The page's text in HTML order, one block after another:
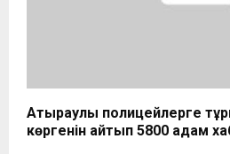
Атыраулық полицейлерге
көргенін айтып 5800 адам